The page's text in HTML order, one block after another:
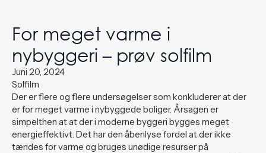
For meget varme i
nybyggeri – prøv solfilm
Juni 20, 2024
Solfilm
Der er flere og flere undersøgelser som konkluderer at der
er for meget varme i nybyggede boliger. Årsagen er
simpelthen at at der i moderne byggeri bygges meget
energieffektivt. Det har den åbenlyse fordel at der ikke
tændes for varme og bruges unødige resurser på